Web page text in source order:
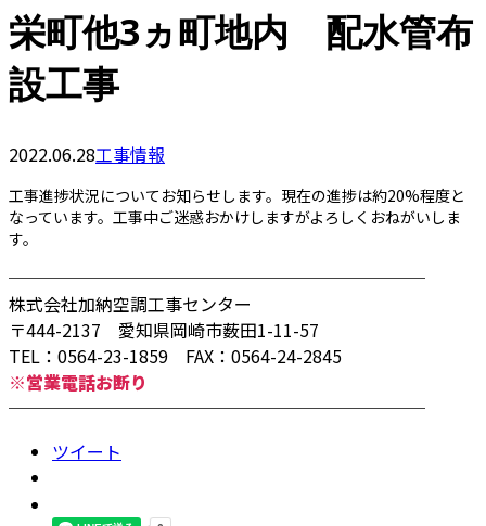
栄町他3ヵ町地内 配水管布
設工事
2022.06.28工事情報
工事進捗状況についてお知らせします。現在の進捗は約20%程度と
なっています。工事中ご迷惑おかけしますがよろしくおねがいしま
す。
────────────────────────
株式会社加納空調工事センター
〒444-2137 愛知県岡崎市薮田1-11-57
TEL：0564-23-1859 FAX：0564-24-2845
※営業電話お断り
────────────────────────
ツイート